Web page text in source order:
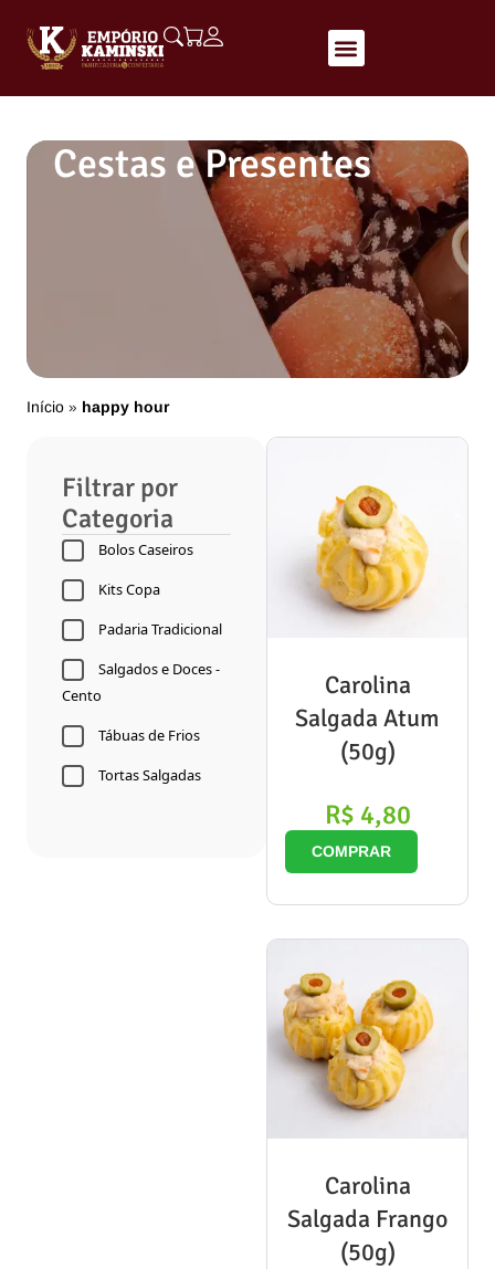
Cestas e Presentes
Início » happy hour
Filtrar por
Categoria
Bolos Caseiros
Kits Copa
Padaria Tradicional
Salgados e Doces -
Cento
Tábuas de Frios
Tortas Salgadas
Carolina
Salgada Atum
(50g)
R$ 4,80
COMPRAR
Carolina
Salgada Frango
(50g)